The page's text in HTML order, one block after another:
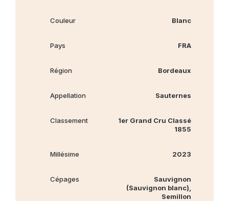
Couleur Blanc
Pays FRA
Région Bordeaux
Appellation Sauternes
Classement
1er Grand Cru Classé
1855
Millésime 2023
Cépages
Sauvignon
(Sauvignon blanc),
Semillon